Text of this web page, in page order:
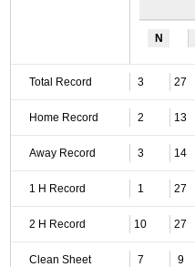
N
Total Record 3 27
Home Record 2 13
Away Record 3 14
1 H Record 1 27
2 H Record 10 27
Clean Sheet 7 9